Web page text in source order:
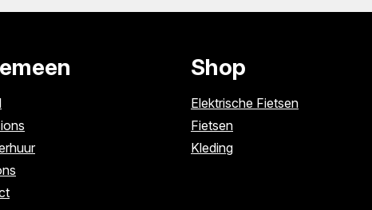
Shop
Elektrische Fietsen
Fietsen
Kleding